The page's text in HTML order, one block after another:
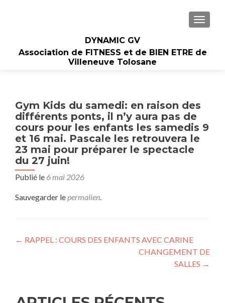
DYNAMIC GV
Association de FITNESS et de BIEN ETRE de
Villeneuve Tolosane
Gym Kids du samedi: en raison des
différents ponts, il n’y aura pas de
cours pour les enfants les samedis 9
et 16 mai. Pascale les retrouvera le
23 mai pour préparer le spectacle
du 27 juin!
Publié le 6 mai 2026
Sauvegarder lepermalien.
Navigation
← RAPPEL : COURS DES ENFANTS AVEC CARINE
CHANGEMENT DE
SALLES →